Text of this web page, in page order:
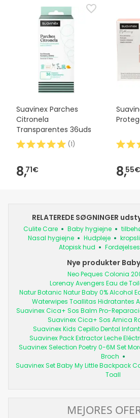
Suavinex Parches
Citronela
Transparentes 36uds
(1)
8,71€ 8,55€
RELATEREDE SØGNINGER
Culite Care Baby hygiejne
Nasal hygiejne
Hudpleje
Atopisk hud
Nye produkter
Neo Peques Colonia
Lorenay Avengers Eau de
Natur Botanic Natur Baby 0% Alcohol
Waterwipes Toallitas Hidratantes
Suavinex Cica+ Sos Balm Pro-
Suavinex Cica+ Sos Arnica
Suavinex Kids Cepillo Dental
Suavinex Pack Extractor Leche
Suavinex Selection Poetry 0-6M Set
Broch
Suavinex Set Baby My Little Backpack
Toall
MEJORES